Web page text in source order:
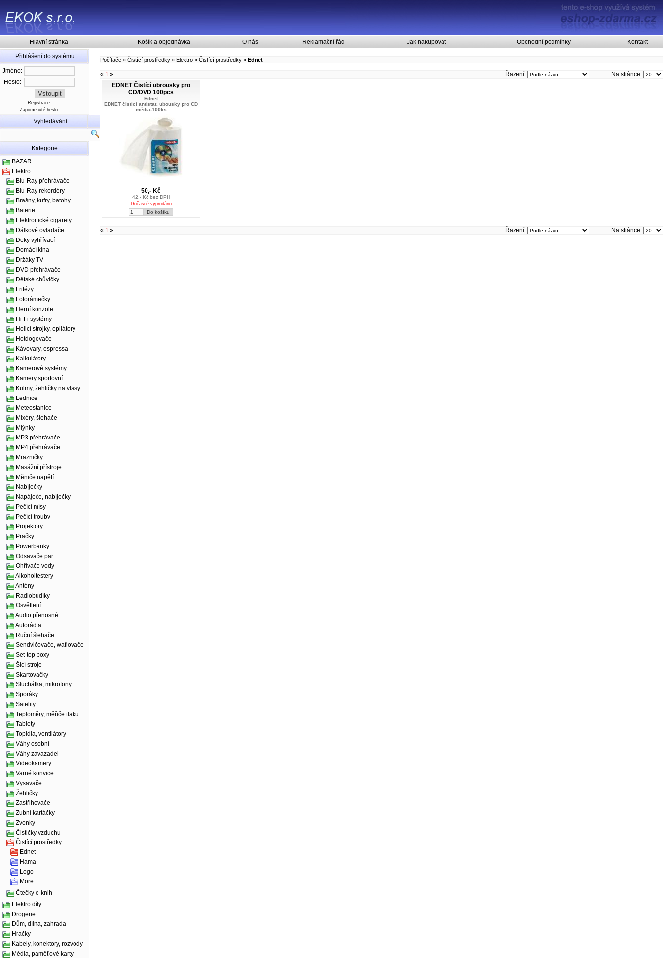
Hlavní stránka Košík a objednávka O nás Reklamační řád Jak nakupovat Obchodní podmínky Kontakt
Přihlášení do systému
Jméno:
Heslo:
Registrace
Zapomenuté heslo
Vyhledávání
Kategorie
BAZAR
Elektro
Blu-Ray přehrávače
Blu-Ray rekordéry
Brašny, kufry, batohy
Baterie
Elektronické cigarety
Dálkové ovladače
Deky vyhřívací
Domácí kina
Držáky TV
DVD přehrávače
Dětské chůvičky
Fritézy
Fotorámečky
Herní konzole
Hi-Fi systémy
Holicí strojky, epilátory
Hotdogovače
Kávovary, espressa
Kalkulátory
Kamerové systémy
Kamery sportovní
Kulmy, žehličky na vlasy
Lednice
Meteostanice
Mixéry, šlehače
Mlýnky
MP3 přehrávače
MP4 přehrávače
Mrazničky
Masážní přístroje
Měniče napětí
Nabíječky
Napáječe, nabíječky
Pečící mísy
Pečící trouby
Projektory
Pračky
Powerbanky
Odsavače par
Ohřívače vody
Alkoholtestery
Antény
Radiobudíky
Osvětlení
Audio přenosné
Autorádia
Ruční šlehače
Sendvičovače, waflovače
Set-top boxy
Šicí stroje
Skartovačky
Sluchátka, mikrofony
Sporáky
Satelity
Teploměry, měřiče tlaku
Tablety
Topidla, ventilátory
Váhy osobní
Váhy zavazadel
Videokamery
Varné konvice
Vysavače
Žehličky
Zastřihovače
Zubní kartáčky
Zvonky
Čističky vzduchu
Čistící prostředky
Ednet
Hama
Logo
More
Čtečky e-knih
Elektro díly
Drogerie
Dům, dílna, zahrada
Hračky
Kabely, konektory, rozvody
Média, paměťové karty
Počítače » Čistící prostředky » Elektro » Čistící prostředky » Ednet
« 1 » Řazení:
Na stránce:
EDNET Čistící ubrousky pro
CD/DVD 100pcs
Ednet
EDNET čistící antistat. ubousky pro CD
média-100ks
50,- Kč
42,- Kč bez DPH
Dočasně vyprodáno
« 1 » Řazení: Na stránce: